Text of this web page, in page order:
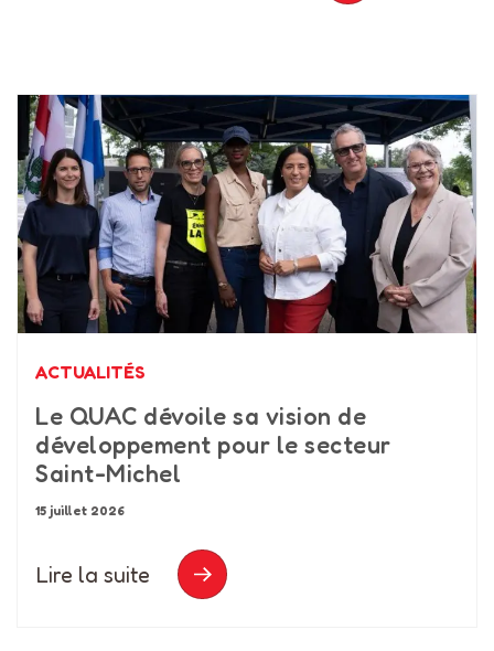
ACTUALITÉS
Le QUAC dévoile sa vision de
développement pour le secteur
Saint-Michel
15 juillet 2026
Lire la suite